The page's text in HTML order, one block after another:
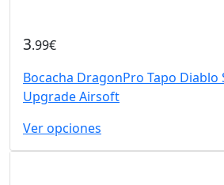
3.99€
Bocacha DragonPro Tapo Diablo
Upgrade Airsoft
Ver opciones